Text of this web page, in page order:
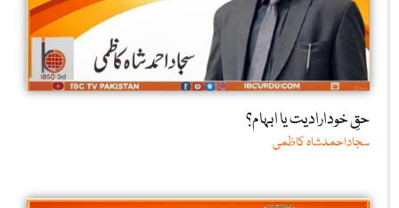
حقِ خودارادیت یا ابہام؟
سجاداحمدشاہ کاظمی